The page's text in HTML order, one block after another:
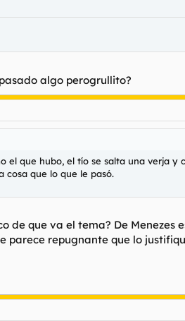
algo perogrullito?
el que hubo, el tío se salta una verja
cosa que lo que le pasó.
de que va el tema? De
parece repugnante que lo